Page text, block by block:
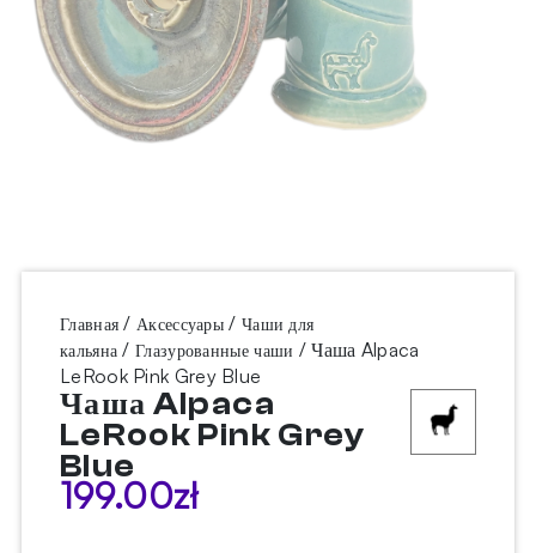
Главная /Аксессуары / Чаши для
кальяна /Глазурованные чаши / Чаша Alpaca
LeRook Pink Grey Blue
Чаша Alpaca
LeRook Pink Grey
Blue
199.00zł